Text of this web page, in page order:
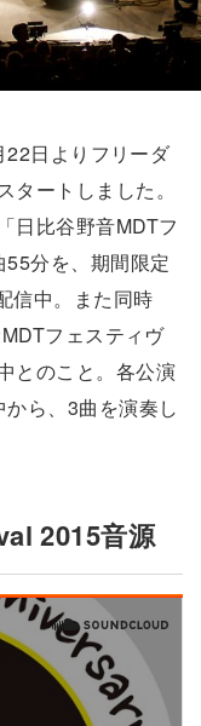
日よりフリーダ
ートしました。
日比谷野音MDTフ
分を、期間限定
信中。また同時
フェスティヴ
とのこと。各公演
ら、3曲を演奏し
2015音源